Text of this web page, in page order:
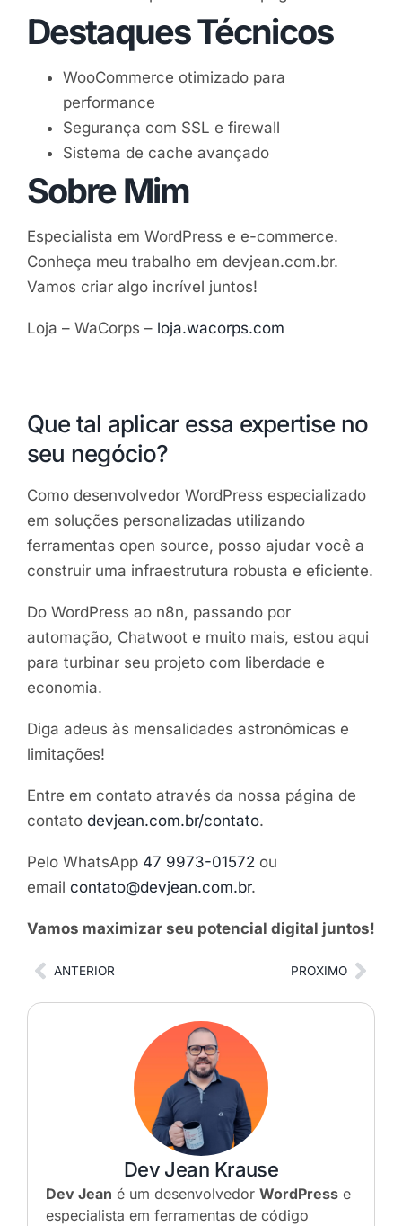
Destaques Técnicos
WooCommerce otimizado para
performance
Segurança com SSL e firewall
Sistema de cache avançado
Sobre Mim
Especialista em WordPress e e-commerce.
Conheça meu trabalho em devjean.com.br.
Vamos criar algo incrível juntos!
Loja – WaCorps – loja.wacorps.com
Que tal aplicar essa expertise no
seu negócio?
Como desenvolvedor WordPress especializado
em soluções personalizadas utilizando
ferramentas open source, posso ajudar você a
construir uma infraestrutura robusta e eficiente.
Do WordPress ao n8n, passando por
automação, Chatwoot e muito mais, estou aqui
para turbinar seu projeto com liberdade e
economia.
Diga adeus às mensalidades astronômicas e
limitações!
Entre em contato através da nossa página de
contato devjean.com.br/contato.
Pelo WhatsApp 47 9973-01572 ou
email contato@devjean.com.br.
Vamos maximizar seu potencial digital juntos!
ANTERIOR PROXIMO
Dev Jean Krause
Dev Jean é um desenvolvedor WordPress e
especialista em ferramentas de código